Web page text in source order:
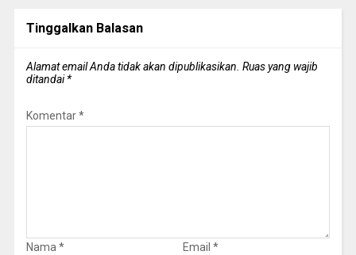
Tinggalkan Balasan
Alamat email Anda tidak akan dipublikasikan. Ruas yang wajib
ditandai*
Komentar*
Nama * Email *